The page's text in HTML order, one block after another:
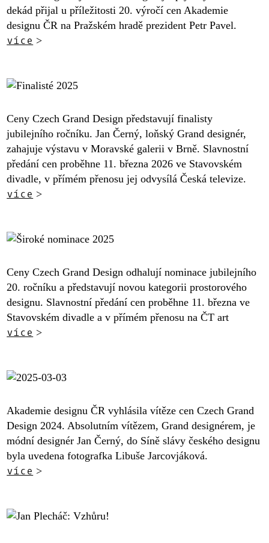
dekád přijal u příležitosti 20. výročí cen Akademie
designu ČR na Pražském hradě prezident Petr Pavel.
více >
Ceny Czech Grand Design představují finalisty
jubilejního ročníku. Jan Černý, loňský Grand designér,
zahajuje výstavu v Moravské galerii v Brně. Slavnostní
předání cen proběhne 11. března 2026 ve Stavovském
divadle, v přímém přenosu jej odvysílá Česká televize.
více >
Ceny Czech Grand Design odhalují nominace jubilejního
20. ročníku a představují novou kategorii prostorového
designu. Slavnostní předání cen proběhne 11. března ve
Stavovském divadle a v přímém přenosu na ČT art
více >
Akademie designu ČR vyhlásila vítěze cen Czech Grand
Design 2024. Absolutním vítězem, Grand designérem, je
módní designér Jan Černý, do Síně slávy českého designu
byla uvedena fotografka Libuše Jarcovjáková.
více >